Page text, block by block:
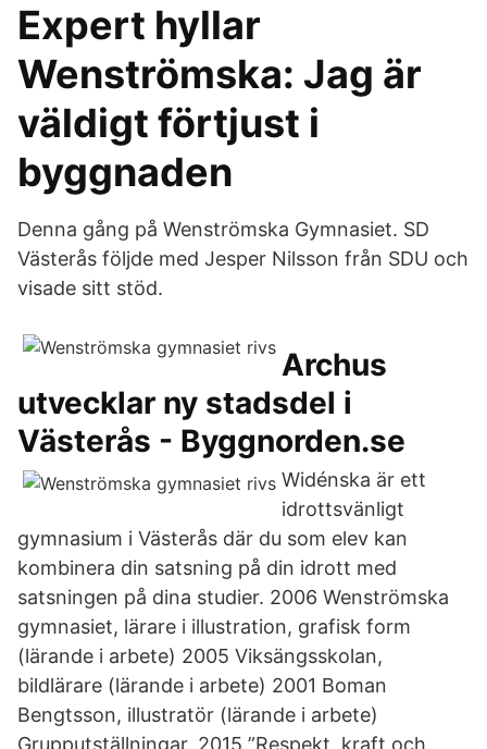
Expert hyllar
Wenströmska: Jag är
väldigt förtjust i
byggnaden
Denna gång på Wenströmska Gymnasiet. SD
Västerås följde med Jesper Nilsson från SDU och
visade sitt stöd.
Archus
utvecklar ny stadsdel i
Västerås - Byggnorden.se
Widénska är ett
idrottsvänligt
gymnasium i Västerås där du som elev kan
kombinera din satsning på din idrott med
satsningen på dina studier. 2006 Wenströmska
gymnasiet, lärare i illustration, grafisk form
(lärande i arbete) 2005 Viksängsskolan,
bildlärare (lärande i arbete) 2001 Boman
Bengtsson, illustratör (lärande i arbete)
Grupputställningar. 2015 ”Respekt, kraft och